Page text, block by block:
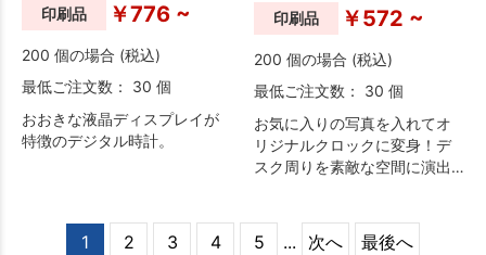
印刷品 ￥776 ~
200 個の場合 (税込)
最低ご注文数： 30 個
おおきな液晶ディスプレイが
特徴のデジタル時計。
印刷品 ￥572 ~
200 個の場合 (税込)
最低ご注文数： 30 個
お気に入りの写真を入れてオ
リジナルクロックに変身！デ
スク周りを素敵な空間に演出
1 2 3 4 5 ... 次へ 最後へ